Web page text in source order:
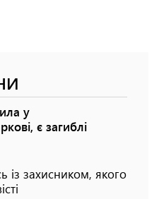
у
є загиблі
із захисником, якого